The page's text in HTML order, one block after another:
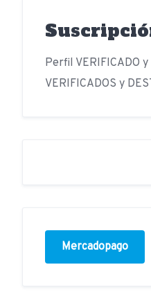
Perfil VERIFICADO
VERIFICADOS y
Mercadopago